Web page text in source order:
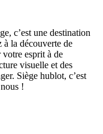
c’est une destination
à la découverte de
votre esprit à de
visuelle et des
Siège hublot, c’est
!